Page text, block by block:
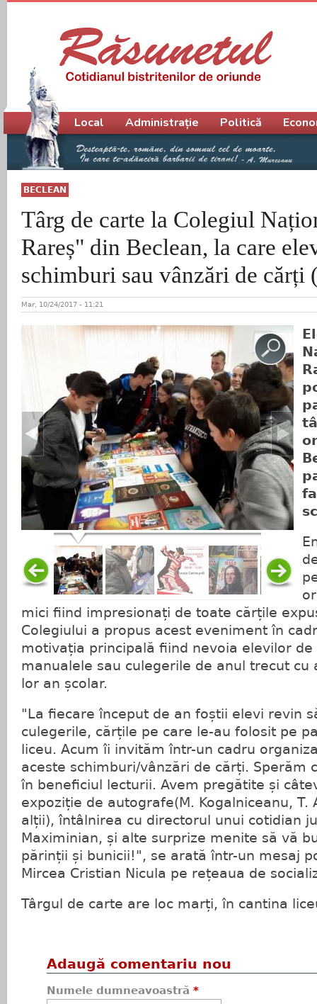
BECLEAN
Târg de carte la Colegiul
Rareș" din Beclean, la care
schimburi sau vânzări de cărți
Mar, 10/24/2017 - 11:21
mici fiind impresionați de toate cărțile
Colegiului a propus acest eveniment în
motivația principală fiind nevoia elevilor de
manualele sau culegerile de anul trecut
lor an școlar.
"La fiecare început de an foștii elevi revin
culegerile, cărțile pe care le-au folosit pe
liceu. Acum îi invităm într-un cadru
aceste schimburi/vânzări de cărți. Sperăm
în beneficiul lecturii. Avem pregătite și
expoziție de autografe(M. Kogalniceanu, T.
alții), întâlnirea cu directorul unui cotidian
Maximinian, și alte surprize menite să vă
părinții și bunicii!", se arată într-un mesaj
Mircea Cristian Nicula pe rețeaua de
Târgul de carte are loc marți, în cantina
Adaugă comentariu nou
Numele dumneavoastră *
Meniu principal
Local Administrație Politică